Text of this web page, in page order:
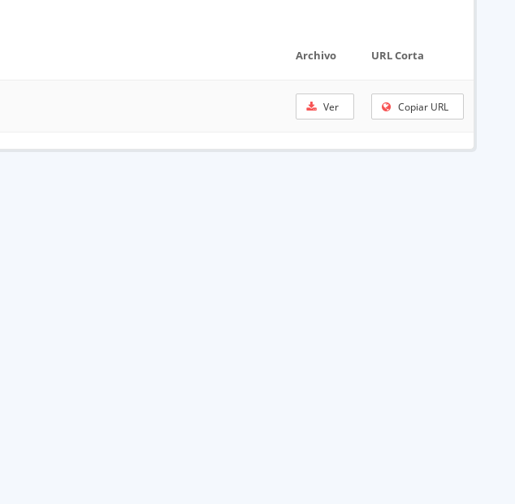
Archivo URL Corta
Ver Copiar URL